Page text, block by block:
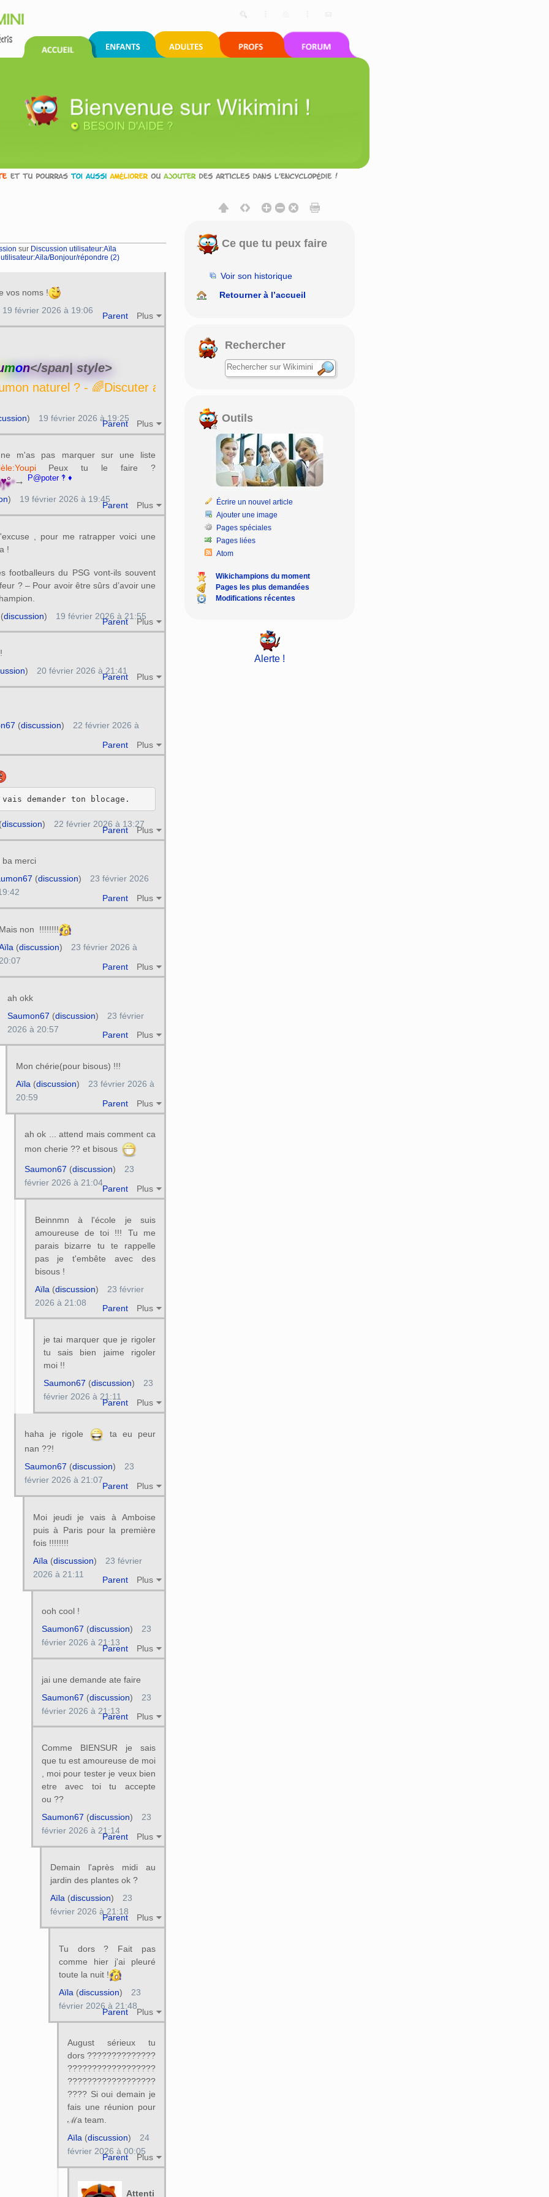
sur Discussion utilisateur:Aïla
Bonjour/répondre (2)
vos noms !
Parent Plus
19 février 2026 à 19:06
mon</span| style>
? - 🌈Discuter avec un saumon naturel ? - 🌈Discuter avec un saumon naturel ? - 🌈Discuter
Parent Plus
) 19 février 2026 à 19:25
m'as pas marquer sur une liste
Peux tu le faire ?
→ P@poter ‽ ♦
Parent Plus
) 19 février 2026 à 19:45
, pour me ratrapper voici une
!
footballeurs du PSG vont-ils souvent
? – Pour avoir être sûrs d’avoir une
Parent Plus
(discussion) 19 février 2026 à 21:55
Parent Plus
) 20 février 2026 à 21:41
Parent Plus
(discussion)
22 février 2026 à
Parent Plus
(discussion) 22 février 2026 à 13:27
ba merci
Parent Plus
(discussion)
23 février 2026
Mais non !!!!!!!!
Parent Plus
(discussion)
23 février 2026 à
20:07
ah okk
Parent Plus
Saumon67 (discussion)
23 février
2026 à 20:57
Mon chérie(pour bisous) !!!
Parent Plus
Aïla (discussion)
23 février 2026 à
20:59
ah ok ... attend mais comment ca
mon cherie ?? et bisous
Parent Plus
Saumon67 (discussion)
23
février 2026 à 21:04
Beinnmn à l'école je suis
amoureuse de toi !!! Tu me
parais bizarre tu te rappelle
pas je t'embête avec des
bisous !
Parent Plus
Aïla (discussion)
23 février
2026 à 21:08
je tai marquer que je rigoler
tu sais bien jaime rigoler
moi !!
Parent Plus
Saumon67 (discussion)
23
février 2026 à 21:11
haha je rigole
ta eu peur
nan ??!
Parent Plus
Saumon67 (discussion)
23
février 2026 à 21:07
Moi jeudi je vais à Amboise
puis à Paris pour la première
fois !!!!!!!!
Parent Plus
Aïla (discussion)
23 février
2026 à 21:11
ooh cool !
Parent Plus
Saumon67 (discussion)
23
février 2026 à 21:13
jai une demande ate faire
Parent Plus
Saumon67 (discussion)
23
février 2026 à 21:13
Comme BIENSUR je sais
que tu est amoureuse de moi
, moi pour tester je veux bien
etre avec toi tu accepte
ou ??
Parent Plus
Saumon67 (discussion)
23
février 2026 à 21:14
Demain l'après midi au
jardin des plantes ok ?
Parent Plus
Aïla(discussion)
23
février 2026 à 21:18
Tu dors ? Fait pas
comme hier j'ai pleuré
toute la nuit !
Parent Plus
Aïla (discussion)
23
février 2026 à 21:48
August sérieux tu
dors ??????????????
??????????????????
??????????????????
???? Si oui demain je
fais une réunion pour
ℳa team.
Parent Plus
Aïla(discussion)
24
février 2026 à 00:05
Attenti
Ce que tu peux faire
Voir son historique
Retourner à l’accueil
Rechercher
Outils
Écrire un nouvel article
Ajouter une image
Pages spéciales
Pages liées
Atom
Wikichampions du moment
Pages les plus demandées
Modifications récentes
Alerte !